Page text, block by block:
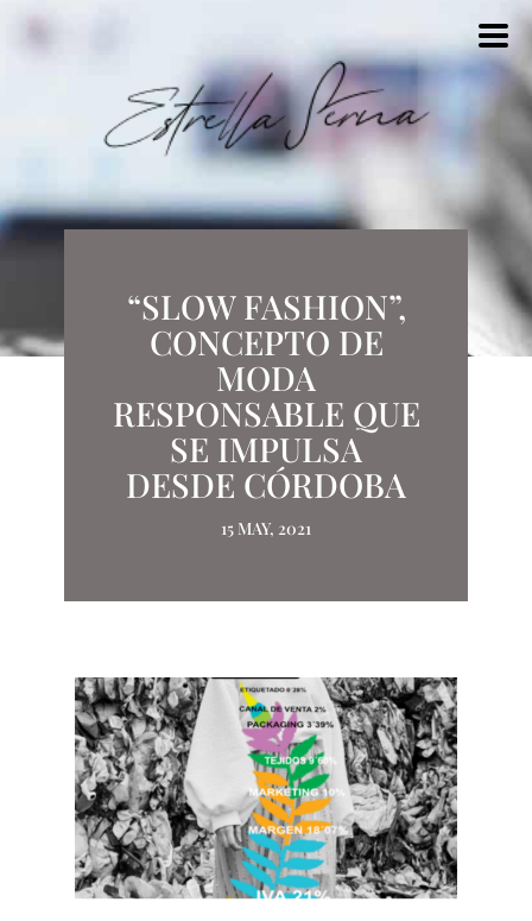
“SLOW FASHION”,
CONCEPTO DE
MODA
RESPONSABLE QUE
SE IMPULSA
DESDE CÓRDOBA
15 MAY, 2021